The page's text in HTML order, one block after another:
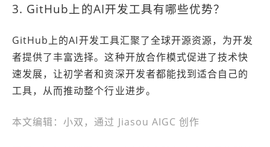
3. GitHub上的AI开发工具有哪些优势？
GitHub上的AI开发工具汇聚了全球开源资源，为开发
者提供了丰富选择。这种开放合作模式促进了技术快
速发展，让初学者和资深开发者都能找到适合自己的
工具，从而推动整个行业进步。
本文编辑：小双，通过 Jiasou AIGC 创作